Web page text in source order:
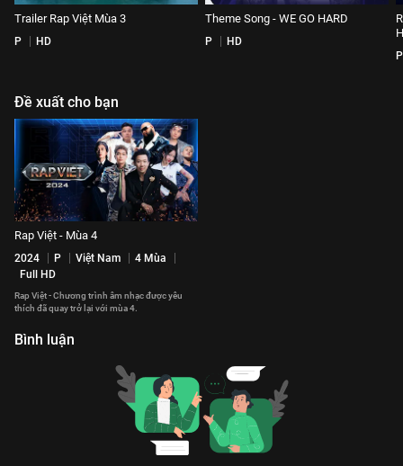
Trailer Rap Việt Mùa 3
P HD
Theme Song - WE GO HARD
P HD
P
Đề xuất cho bạn
Rap Việt - Mùa 4
2024 P Việt Nam
4 Mùa
Full HD
Rap Việt - Chương trình âm nhạc được yêu
thích đã quay trở lại với mùa 4.
Bình luận